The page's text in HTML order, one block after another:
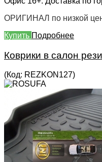
ОРИГИНАЛ по низкой
Купить Подробнее
Коврики в салон
(Код: REZKON127)